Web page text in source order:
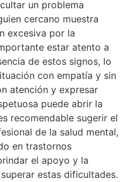
un problema
cercano muestra
excesiva por la
estar atento a
de estos signos, lo
con empatía y sin
atención y expresar
puede abrir la
recomendable sugerir el
de la salud mental,
en trastornos
el apoyo y la
estas dificultades.